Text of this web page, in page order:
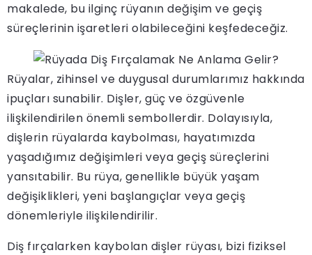
makalede, bu ilginç rüyanın değişim ve geçiş
süreçlerinin işaretleri olabileceğini keşfedeceğiz.
Rüyalar, zihinsel ve duygusal durumlarımız hakkında
ipuçları sunabilir. Dişler, güç ve özgüvenle
ilişkilendirilen önemli sembollerdir. Dolayısıyla,
dişlerin rüyalarda kaybolması, hayatımızda
yaşadığımız değişimleri veya geçiş süreçlerini
yansıtabilir. Bu rüya, genellikle büyük yaşam
değişiklikleri, yeni başlangıçlar veya geçiş
dönemleriyle ilişkilendirilir.
Diş fırçalarken kaybolan dişler rüyası, bizi fiziksel